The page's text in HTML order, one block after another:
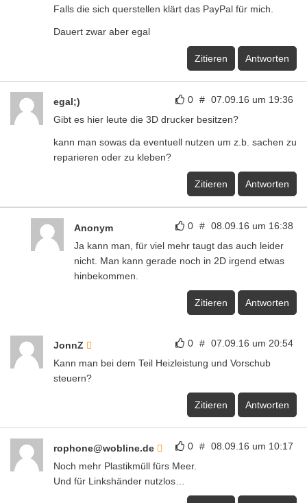
Falls die sich querstellen klärt das PayPal für mich.
Dauert zwar aber egal
Zitieren Antworten
0 # 07.09.16 um 19:36
egal;)
Gibt es hier leute die 3D drucker besitzen?
kann man sowas da eventuell nutzen um z.b. sachen zu
reparieren oder zu kleben?
Zitieren Antworten
0 # 08.09.16 um 16:38
Anonym
Ja kann man, für viel mehr taugt das auch leider
nicht. Man kann gerade noch in 2D irgend etwas
hinbekommen.
Zitieren Antworten
0 # 07.09.16 um 20:54
JonnZ
Kann man bei dem Teil Heizleistung und Vorschub
steuern?
Zitieren Antworten
0 # 08.09.16 um 10:17
rophone@wobline.de
Noch mehr Plastikmüll fürs Meer.
Und für Linkshänder nutzlos…